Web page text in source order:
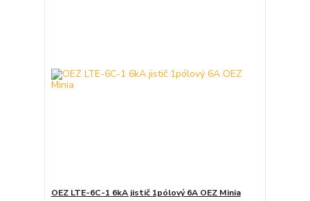
OEZ LTE-6C-1 6kA jistič 1pólový 6A OEZ Minia